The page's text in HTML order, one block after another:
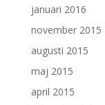
januari 2016
november 2015
augusti 2015
maj 2015
april 2015